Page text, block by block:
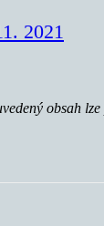
2021
obsah